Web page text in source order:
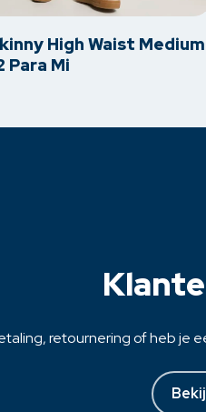
High Waist Medium
Para Mi
retournering of heb je